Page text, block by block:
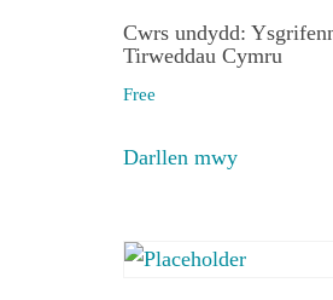
Cwrs undydd:
Tirweddau Cymru
Free
Darllen mwy